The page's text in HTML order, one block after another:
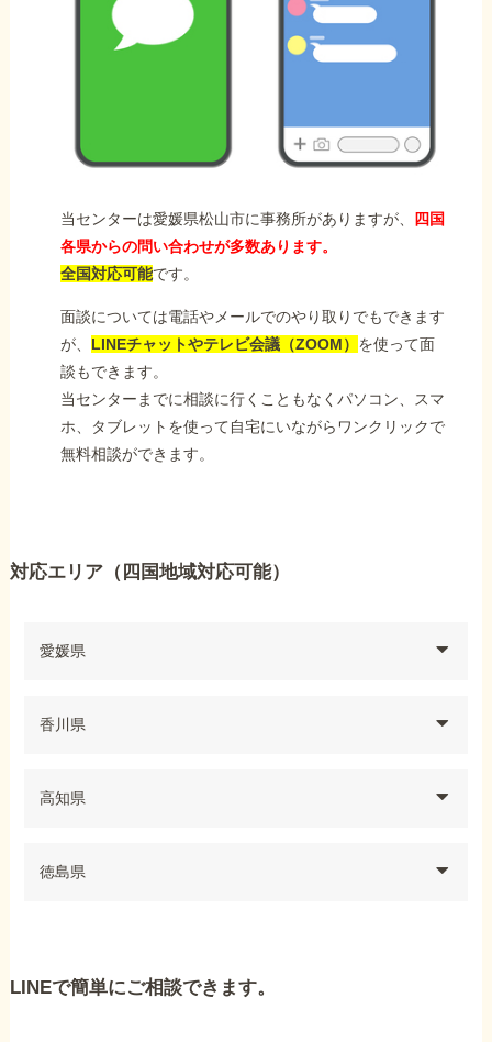
当センターは愛媛県松山市に事務所がありますが、
四国
各県からの問い合わせが多数あります。
全国対応可能です。
面談については電話やメールでのやり取りでもできます
が、 LINEチャットやテレビ会議（ZOOM） を使って面
談もできます。
当センターまでに相談に行くこともなくパソコン、スマ
ホ、タブレットを使って自宅にいながらワンクリックで
無料相談ができます。
対応エリア（四国地域対応可能）
愛媛県
香川県
高知県
徳島県
LINEで簡単にご相談できます。